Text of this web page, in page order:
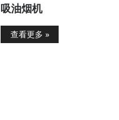
吸油烟机
查看更多 »